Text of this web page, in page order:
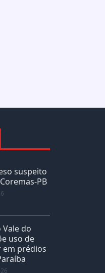
suspeito
PB
do
uso de
em prédios